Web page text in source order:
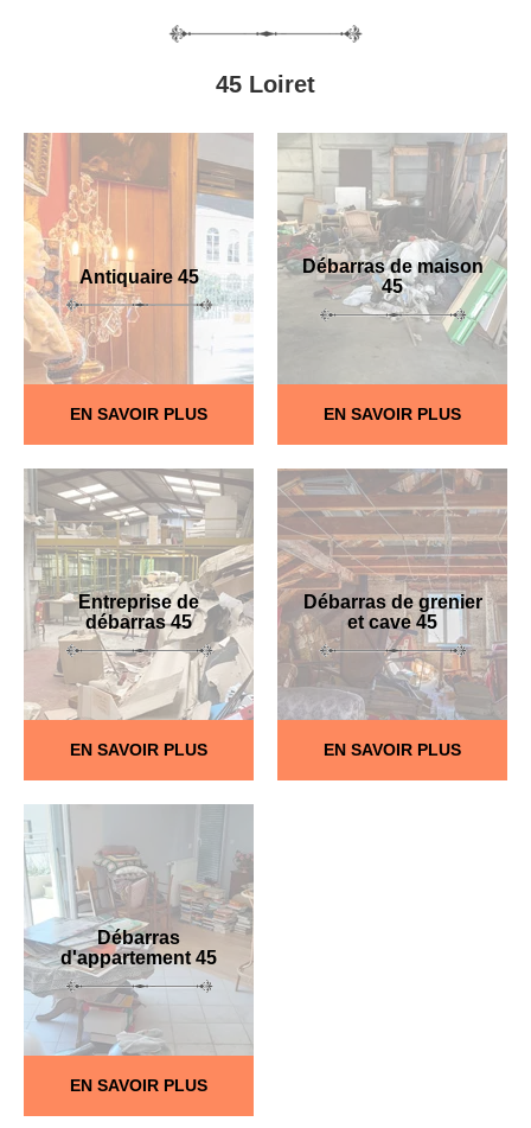
45 Loiret
Antiquaire 45
EN SAVOIR PLUS
Débarras de maison
45
EN SAVOIR PLUS
Entreprise de
débarras 45
EN SAVOIR PLUS
Débarras de grenier
et cave 45
EN SAVOIR PLUS
Débarras
d'appartement 45
EN SAVOIR PLUS